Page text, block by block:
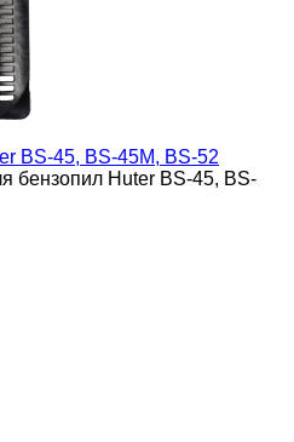
BS-45, BS-45М, BS-52
бензопил Huter BS-45, BS-